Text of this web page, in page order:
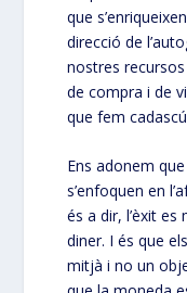
que
direcció de
nostres
de compra i de
que fem
Ens adonem
s’enfoquen en
és a dir, l’èxit
diner. I és que
mitjà i no un